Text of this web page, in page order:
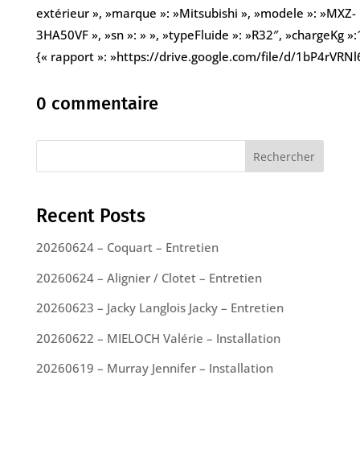
extérieur », »marque »: »Mitsubishi », »modele »: »MXZ-
3HA50VF », »sn »: » », »typeFluide »: »R32″, »chargeKg
{« rapport »: »https://drive.google.com/file/d/
0 commentaire
Rechercher
Recent Posts
20260624 – Coquart – Entretien
20260624 – Alignier / Clotet – Entretien
20260623 – Jacky Langlois Jacky – Entretien
20260622 – MIELOCH Valérie – Installation
20260619 – Murray Jennifer – Installation